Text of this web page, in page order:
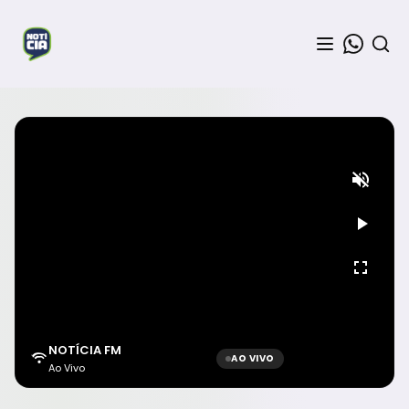
NOTÍCIA FM
Ao Vivo
AO VIVO